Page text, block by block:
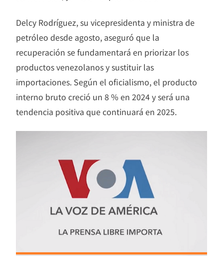
Delcy Rodríguez, su vicepresidenta y ministra de
petróleo desde agosto, aseguró que la
recuperación se fundamentará en priorizar los
productos venezolanos y sustituir las
importaciones. Según el oficialismo, el producto
interno bruto creció un 8 % en 2024 y será una
tendencia positiva que continuará en 2025.